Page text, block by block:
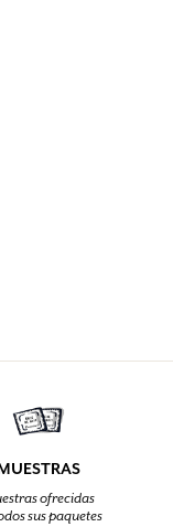
ofrecidas
sus paquetes